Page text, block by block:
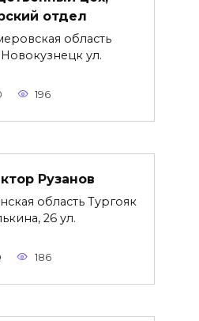
отдел
область
Новокузнецк ул.
196
Рузанов
область Тургояк
26 ул.
186